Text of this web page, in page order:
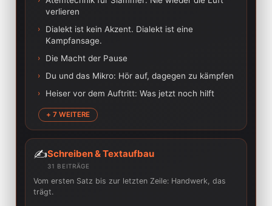
verlieren
›
Dialekt ist kein Akzent. Dialekt ist eine
Kampfansage.
› Die Macht der Pause
› Du und das Mikro: Hör auf, dagegen zu kämpfen
› Heiser vor dem Auftritt: Was jetzt noch hilft
+ 7 WEITERE
✍️Schreiben & Textaufbau
31 BEITRÄGE
Vom ersten Satz bis zur letzten Zeile: Handwerk, das
trägt.